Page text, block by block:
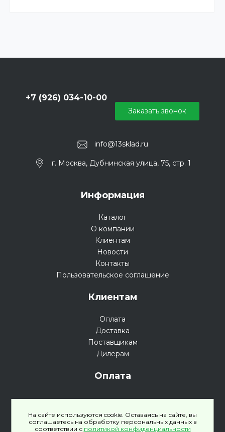
info@13sklad.ru
+7 (926) 034-10-00
г. Москва, Дубнинская улица, 75, стр. 1
Заказать звонок
Информация
Каталог
О компании
Клиентам
Новости
Контакты
Пользовательское соглашение
Клиентам
Оплата
Доставка
Поставщикам
Дилерам
Оплата
Политика конфиденциальности
На сайте используются cookie. Оставаясь на сайте, вы
соглашаетесь на обработку персональных данных в
соответствии с политикой конфиденциальности